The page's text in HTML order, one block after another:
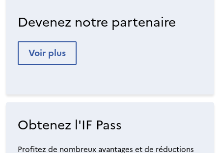
Devenez notre partenaire
Voir plus
Obtenez l'IF Pass
Profitez de nombreux avantages et de réductions